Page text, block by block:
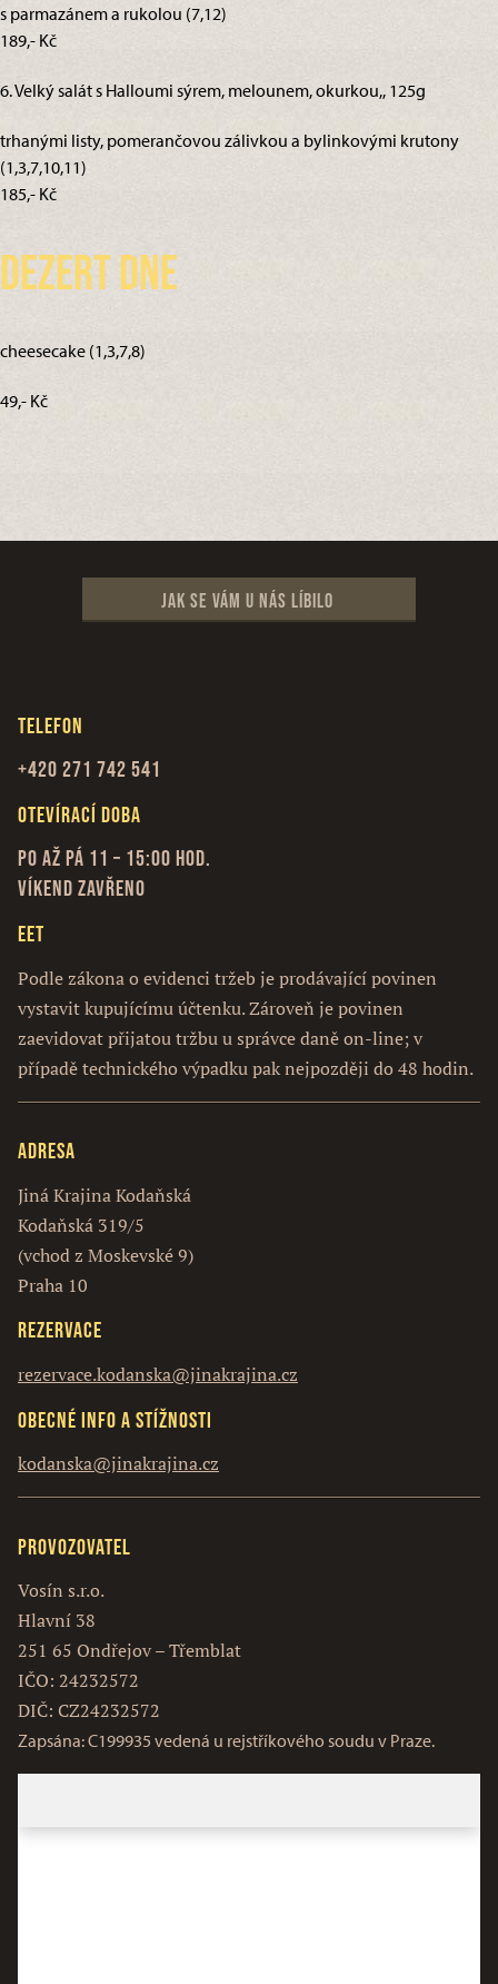
s parmazánem a rukolou (7,12)
189,- Kč
6. Velký salát s Halloumi sýrem, melounem, okurkou,, 125g
trhanými listy, pomerančovou zálivkou a bylinkovými krutony
(1,3,7,10,11)
185,- Kč
Dezert dne
cheesecake (1,3,7,8)
49,- Kč
Jak se vám u nás líbilo
Telefon
+420 271 742 541
Otevírací doba
Po až Pá 11 – 15:00 hod.
Víkend zavřeno
EET
Podle zákona o evidenci tržeb je prodávající povinen
vystavit kupujícímu účtenku. Zároveň je povinen
zaevidovat přijatou tržbu u správce daně on-line; v
případě technického výpadku pak nejpozději do 48 hodin.
Adresa
Jiná Krajina Kodaňská
Kodaňská 319/5
(vchod z Moskevské 9)
Praha 10
Rezervace
rezervace.kodanska@jinakrajina.cz
Obecné info a stížnosti
kodanska@jinakrajina.cz
Provozovatel
Vosín s.r.o.
Hlavní 38
251 65 Ondřejov – Třemblat
IČO: 24232572
DIČ: CZ24232572
Zapsána: C199935 vedená u rejstříkového soudu v Praze.